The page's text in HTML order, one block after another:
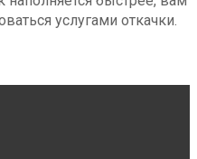
услугами откачки.